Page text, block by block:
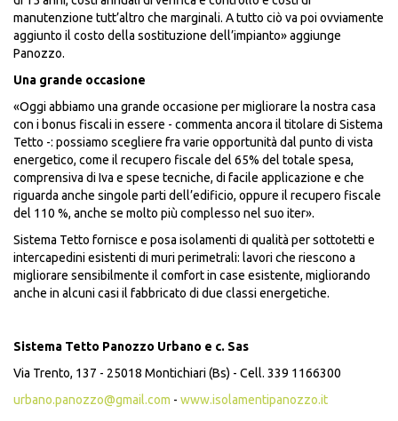
manutenzione tutt’altro che marginali. A tutto ciò va poi ovviamente
aggiunto il costo della sostituzione dell’impianto» aggiunge
Panozzo.
Una grande occasione
«Oggi abbiamo una grande occasione per migliorare la nostra casa
con i bonus fiscali in essere - commenta ancora il titolare di Sistema
Tetto -: possiamo scegliere fra varie opportunità dal punto di vista
energetico, come il recupero fiscale del 65% del totale spesa,
comprensiva di Iva e spese tecniche, di facile applicazione e che
riguarda anche singole parti dell’edificio, oppure il recupero fiscale
del 110 %, anche se molto più complesso nel suo iter».
Sistema Tetto fornisce e posa isolamenti di qualità per sottotetti e
intercapedini esistenti di muri perimetrali: lavori che riescono a
migliorare sensibilmente il comfort in case esistente, migliorando
anche in alcuni casi il fabbricato di due classi energetiche.
Sistema Tetto Panozzo Urbano e c. Sas
Via Trento, 137 - 25018 Montichiari (Bs) - Cell. 339 1166300
urbano.panozzo@gmail.com - www.isolamentipanozzo.it